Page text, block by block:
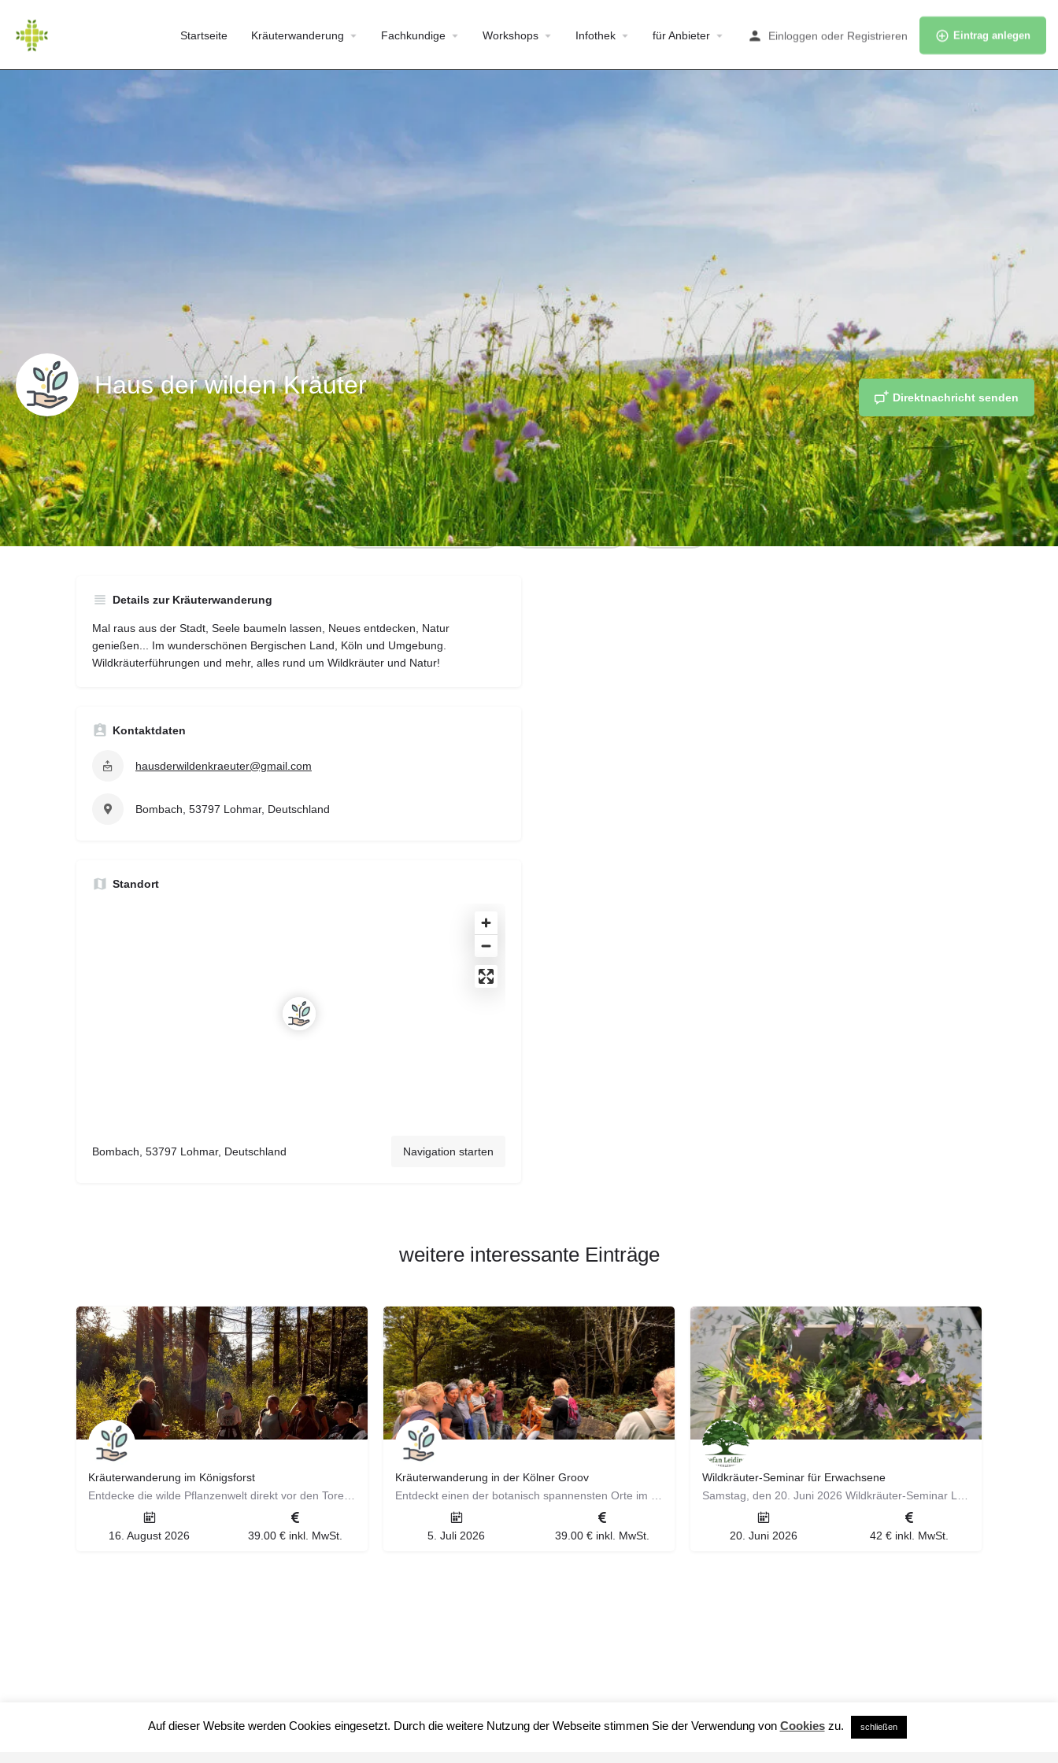
Startseite Kräuterwanderung Fachkundige Workshops Infothek für Anbieter Einloggen oder Registrieren Eintrag anlegen
Haus der wilden Kräuter Direktnachricht senden
Profil Bewertungen 0
Direktnachricht senden E-Mail senden teilen
Details zur Kräuterwanderung
Mal raus aus der Stadt, Seele baumeln lassen, Neues entdecken, Natur
genießen... Im wunderschönen Bergischen Land, Köln und Umgebung.
Wildkräuterführungen und mehr, alles rund um Wildkräuter und Natur!
Kontaktdaten
hausderwildenkraeuter@gmail.com
Bombach, 53797 Lohmar, Deutschland
Standort
Bombach, 53797 Lohmar, Deutschland Navigation starten
weitere interessante Einträge
Kräuterwanderung im Königsforst
Entdecke die wilde Pflanzenwelt direkt vor den Toren Kölns! ​ Gemeinsam mit Tanja, einer erfahrenen…
16. August 2026 39.00 € inkl. MwSt.
Kräuterwanderung in der Kölner Groov
Entdeckt einen der botanisch spannensten Orte im Kölner Süden! ​ Die Groov in Zündorf überrascht mit…
5. Juli 2026 39.00 € inkl. MwSt.
Wildkräuter-Seminar für Erwachsene
Samstag, den 20. Juni 2026 Wildkräuter-Seminar Liebe Leute, am Samstag, den 20.06.2026 widmen wir uns ganz…
20. Juni 2026 42 € inkl. MwSt.
Auf dieser Website werden Cookies eingesetzt. Durch die weitere Nutzung der Webseite stimmen Sie der Verwendung von Cookieszu. schließen